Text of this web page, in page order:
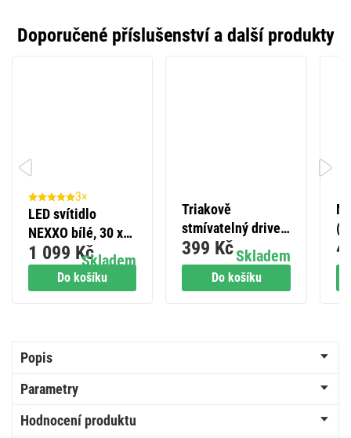
Doporučené příslušenství a další produkty
Do košíku
3×
LED svítidlo
NEXXO bílé, 30 x
30 cm, 28,5 W,
teplá/neutrální
bílá
Skladem
1 099 Kč
Do košíku
Triakově
stmívatelný driver
pro LED svítidla
350 mA 14 W
Skladem
399 Kč
Popis
Parametry
Hodnocení produktu